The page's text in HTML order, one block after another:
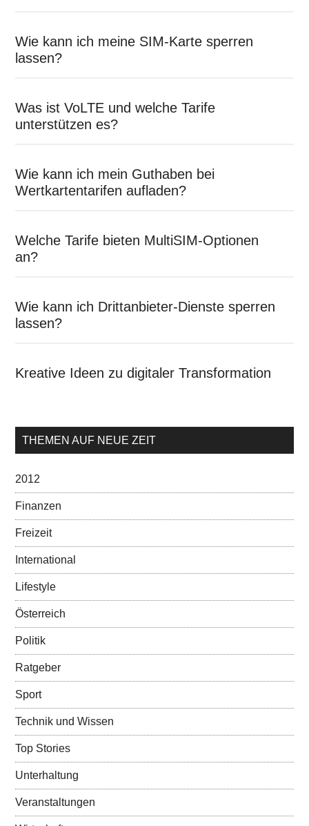
Wie kann ich meine SIM-Karte sperren
lassen?
Was ist VoLTE und welche Tarife
unterstützen es?
Wie kann ich mein Guthaben bei
Wertkartentarifen aufladen?
Welche Tarife bieten MultiSIM-Optionen
an?
Wie kann ich Drittanbieter-Dienste sperren
lassen?
Kreative Ideen zu digitaler Transformation
THEMEN AUF NEUE ZEIT
2012
Finanzen
Freizeit
International
Lifestyle
Österreich
Politik
Ratgeber
Sport
Technik und Wissen
Top Stories
Unterhaltung
Veranstaltungen